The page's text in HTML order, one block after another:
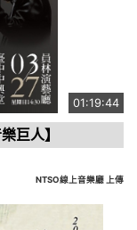
01:19:44
巨人】
NTSO線上音樂廳 上傳